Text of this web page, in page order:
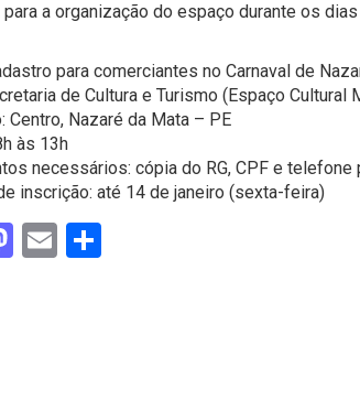
para a organização do espaço durante os
para comerciantes no Carnaval de
de Cultura e Turismo (Espaço Cultural
Centro, Nazaré da Mata – PE
às 13h
necessários: cópia do RG, CPF e telefone
inscrição: até 14 de janeiro (sexta-feira)
Mastodon
Email